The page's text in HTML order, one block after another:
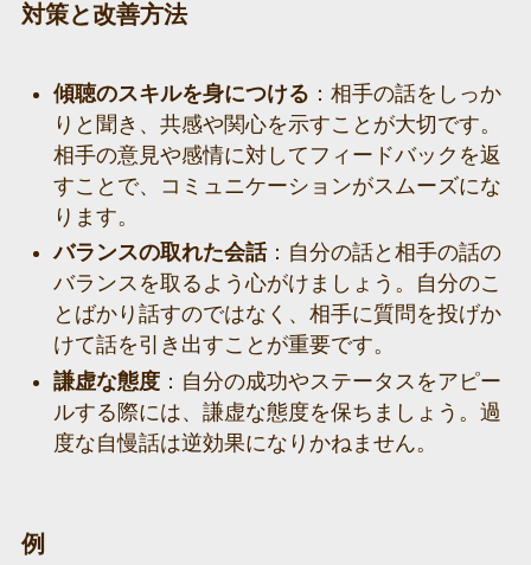
対策と改善方法
傾聴のスキルを身につける ：相手の話をしっか
りと聞き、共感や関心を示すことが大切です。
相手の意見や感情に対してフィードバックを返
すことで、コミュニケーションがスムーズにな
ります。
バランスの取れた会話：自分の話と相手の話の
バランスを取るよう心がけましょう。自分のこ
とばかり話すのではなく、相手に質問を投げか
けて話を引き出すことが重要です。
謙虚な態度：自分の成功やステータスをアピー
ルする際には、謙虚な態度を保ちましょう。過
度な自慢話は逆効果になりかねません。
例